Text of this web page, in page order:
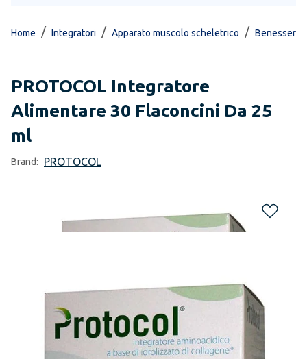
Home / Integratori / Apparato muscolo scheletrico / Benessere
PROTOCOL Integratore
Alimentare 30 Flaconcini Da 25
ml
Brand: PROTOCOL